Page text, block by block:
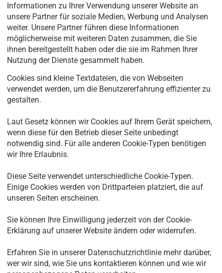
Informationen zu Ihrer Verwendung unserer Website an
unsere Partner für soziale Medien, Werbung und Analysen
weiter. Unsere Partner führen diese Informationen
möglicherweise mit weiteren Daten zusammen, die Sie
ihnen bereitgestellt haben oder die sie im Rahmen Ihrer
Nutzung der Dienste gesammelt haben.
Cookies sind kleine Textdateien, die von Webseiten
verwendet werden, um die Benutzererfahrung effizienter zu
gestalten.
Laut Gesetz können wir Cookies auf Ihrem Gerät speichern,
wenn diese für den Betrieb dieser Seite unbedingt
notwendig sind. Für alle anderen Cookie-Typen benötigen
wir Ihre Erlaubnis.
Diese Seite verwendet unterschiedliche Cookie-Typen.
Einige Cookies werden von Drittparteien platziert, die auf
unseren Seiten erscheinen.
Sie können Ihre Einwilligung jederzeit von der Cookie-
Erklärung auf unserer Website ändern oder widerrufen.
Erfahren Sie in unserer Datenschutzrichtlinie mehr darüber,
wer wir sind, wie Sie uns kontaktieren können und wie wir